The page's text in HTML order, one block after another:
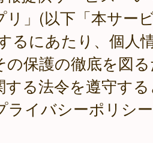
リ」(以下「本サー
るにあたり、個人
の保護の徹底を図
する法令を遵守す
ライバシーポリシ